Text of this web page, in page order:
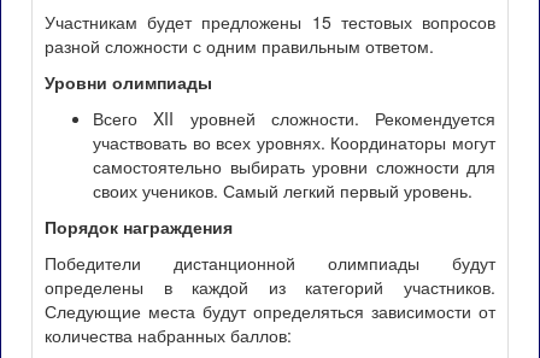
Участникам будет предложены 15 тестовых вопросов
разной сложности с одним правильным ответом.
Уровни олимпиады
Всего XII уровней сложности. Рекомендуется
участвовать во всех уровнях. Координаторы могут
самостоятельно выбирать уровни сложности для
своих учеников. Самый легкий первый уровень.
Порядок награждения
Победители дистанционной олимпиады будут
определены в каждой из категорий участников.
Следующие места будут определяться зависимости от
количества набранных баллов: